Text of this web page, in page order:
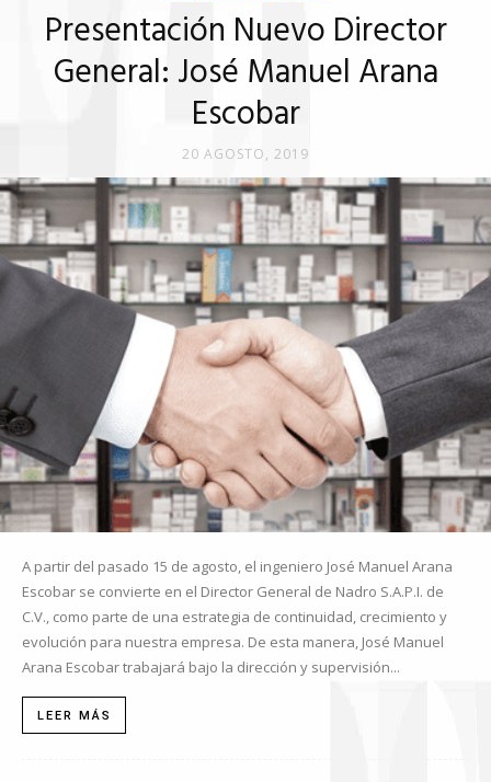
Presentación Nuevo Director
General: José Manuel Arana
Escobar
20 AGOSTO, 2019
A partir del pasado 15 de agosto, el ingeniero José Manuel Arana
Escobar se convierte en el Director General de Nadro S.A.P.I. de
C.V., como parte de una estrategia de continuidad, crecimiento y
evolución para nuestra empresa. De esta manera, José Manuel
Arana Escobar trabajará bajo la dirección y supervisión...
LEER MÁS